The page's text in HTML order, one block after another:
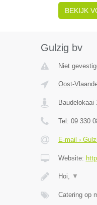
BEKIJK
Gulzig bv
Niet
Oost-
Baudelokaai
Tel: 09 330
E-mail ›
Website:
Hoi, ▼
Catering op